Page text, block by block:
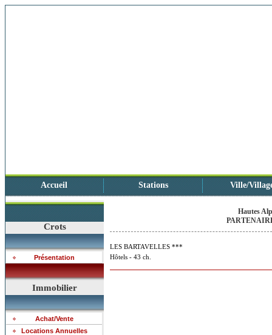
Accueil Stations Ville/
Crots
Présentation
Immobilier
Achat/Vente
Locations Annuelles
Hautes
LES BARTAVELLES ***
Hôtels - 43 ch.